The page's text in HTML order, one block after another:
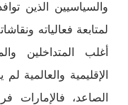
والسياسيين الذين
لمتابعة فعالياته
أغلب المتداخلين
الإقليمية والعالمية
الصاعد، فالإمارات